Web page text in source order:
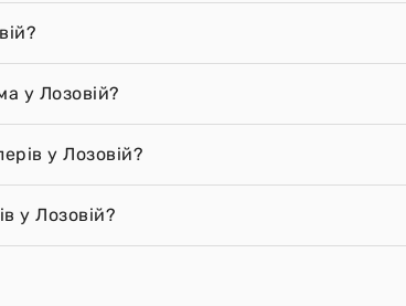
у Лозовій?
у Лозовій?
у Лозовій?